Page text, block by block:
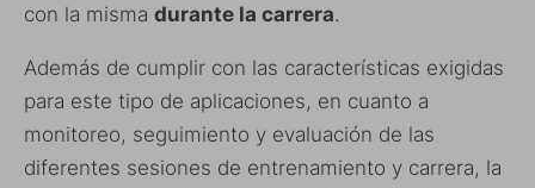
con la misma durante la carrera.
Además de cumplir con las características exigidas
para este tipo de aplicaciones, en cuanto a
monitoreo, seguimiento y evaluación de las
diferentes sesiones de entrenamiento y carrera, la